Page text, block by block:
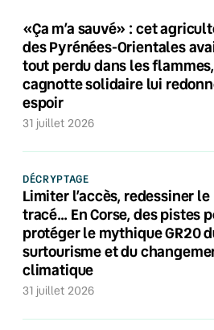
«Ça m’a sauvé» : cet
des Pyrénées-Orientales
tout perdu dans les
cagnotte solidaire lui
espoir
31 juillet 2026
DÉCRYPTAGE
Limiter l’accès, redessiner le
tracé… En Corse, des pistes
protéger le mythique GR20
surtourisme et du
climatique
31 juillet 2026